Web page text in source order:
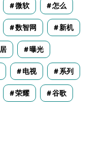
微软 怎么
数智网 新机
曝光
电视 系列
荣耀 谷歌